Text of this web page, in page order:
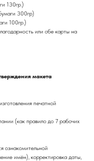
130гр.)
300гр)
100гр.)
или обе карты на
макета
печатной
(как правило до 7 рабочих
ознакомительной
имён), корректировка даты,